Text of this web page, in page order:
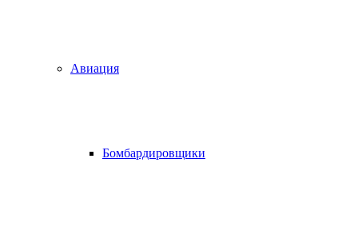
Авиация
Бомбардировщики